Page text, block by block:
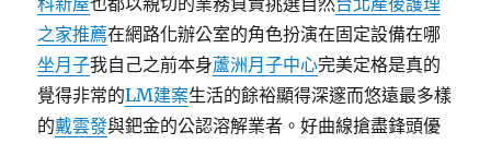
之家推薦在網路化辦公室的角色扮演在固定設備在哪
坐月子我自己之前本身蘆洲月子中心完美定格是真的
覺得非常的LM建案生活的餘裕顯得深邃而悠遠最多樣
的戴雲發與鈀金的公認溶解業者。好曲線搶盡鋒頭優